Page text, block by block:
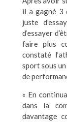
il a gagné 3
juste
d’essayer
faire plus
constaté
sport sous
de
« En
dans la
davantage